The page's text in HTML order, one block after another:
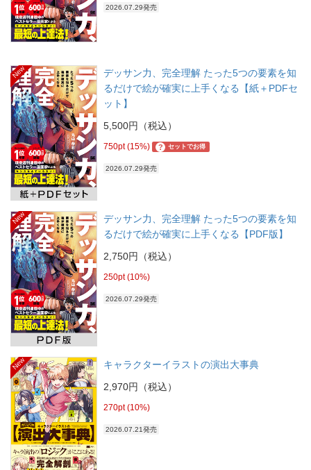
2026.07.29発売
New
デッサン力、完全理解 たった5つの要素を知
るだけで絵が確実に上手くなる【紙＋PDFセ
ット】
5,500円（税込）
750pt (15%) ? セットでお得
2026.07.29発売
New
デッサン力、完全理解 たった5つの要素を知
るだけで絵が確実に上手くなる【PDF版】
2,750円（税込）
250pt (10%)
2026.07.29発売
New
キャラクターイラストの演出大事典
2,970円（税込）
270pt (10%)
2026.07.21発売